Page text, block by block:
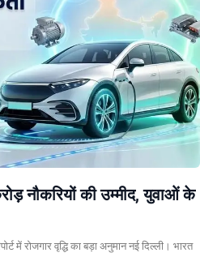
नौकरियों की उम्मीद, युवाओं के
में रोजगार वृद्धि का बड़ा अनुमान नई दिल्ली। भारत